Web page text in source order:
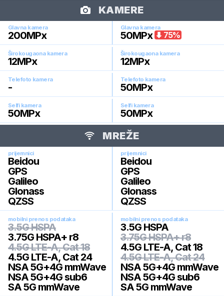
KAMERE
Glavna kamera
200MPx
Glavna kamera
50MPx 75%
Širokougaona kamera
12MPx
Širokougaona kamera
12MPx
Telefoto kamera
-
Telefoto kamera
50MPx
Selfi kamera
50MPx
Selfi kamera
50MPx
MREŽE
prijemnici
Beidou
GPS
Galileo
Glonass
QZSS
prijemnici
Beidou
GPS
Galileo
Glonass
QZSS
mobilni prenos podataka
3.5G HSPA
3.75G HSPA+ r8
4.5G LTE-A, Cat 18
4.5G LTE-A, Cat 24
NSA 5G+4G mmWave
NSA 5G+4G sub6
SA 5G mmWave
mobilni prenos podataka
3.5G HSPA
3.75G HSPA+ r8
4.5G LTE-A, Cat 18
4.5G LTE-A, Cat 24
NSA 5G+4G mmWave
NSA 5G+4G sub6
SA 5G mmWave